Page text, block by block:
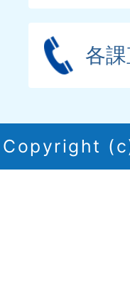
各
Copyright